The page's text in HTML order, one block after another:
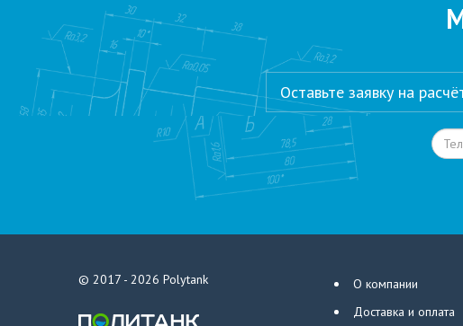
Оставьте заявку на
© 2017 - 2026 Polytank
О компании
Доставка и оплата